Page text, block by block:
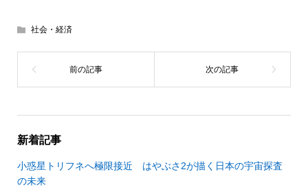
社会・経済
新着記事
小惑星トリフネへ極限接近 はやぶさ2が描く日本の宇宙探査
の未来